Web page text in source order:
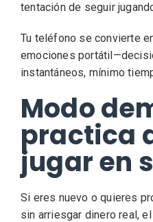
tentación de seguir
Tu teléfono se convierte
emociones
instantáneos, mínimo
Modo
practica
jugar en
Si eres nuevo o quieres
sin arriesgar dinero real,